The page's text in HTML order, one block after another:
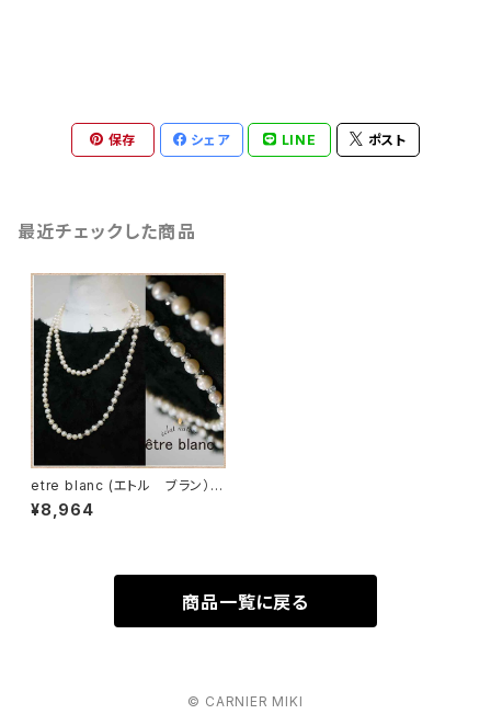
保存 シェア LINE ポスト
最近チェックした商品
etre blanc (エトル ブラン）
優しく輝くパールネックレス
¥8,964
商品一覧に戻る
© CARNIER MIKI